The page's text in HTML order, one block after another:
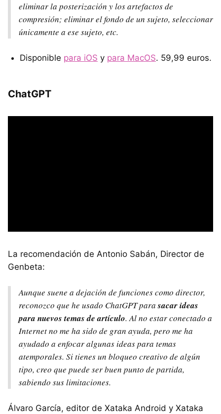
eliminar la posterización y los artefactos de
compresión; eliminar el fondo de un sujeto, seleccionar
únicamente a ese sujeto, etc.
Disponible para iOS y para MacOS. 59,99 euros.
ChatGPT
La recomendación de Antonio Sabán, Director de
Genbeta:
Aunque suene a dejación de funciones como director,
reconozco que he usado ChatGPT parasacar ideas
para nuevos temas de artículo. Al no estar conectado a
Internet no me ha sido de gran ayuda, pero me ha
ayudado a enfocar algunas ideas para temas
atemporales. Si tienes un bloqueo creativo de algún
tipo, creo que puede ser buen punto de partida,
sabiendo sus limitaciones.
Álvaro García, editor de Xataka Android y Xataka